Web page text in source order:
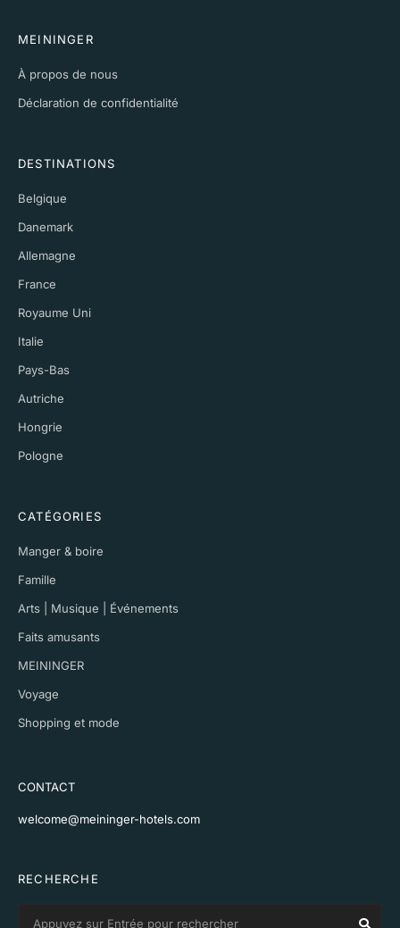
MEININGER
À propos de nous
Déclaration de confidentialité
DESTINATIONS
Belgique
Danemark
Allemagne
France
Royaume Uni
Italie
Pays-Bas
Autriche
Hongrie
Pologne
CATÉGORIES
Manger & boire
Famille
Arts | Musique | Événements
Faits amusants
MEININGER
Voyage
Shopping et mode
CONTACT
welcome@meininger-hotels.com
RECHERCHE